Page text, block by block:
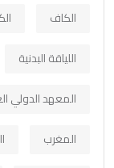
الكاف
اللياقة البدنية
المعهد الدولي
المغرب